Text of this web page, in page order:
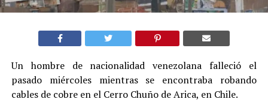
Un hombre de nacionalidad venezolana falleció el
pasado miércoles mientras se encontraba robando
cables de cobre en el Cerro Chuño de Arica, en Chile.